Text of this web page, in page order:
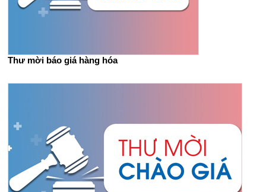
Thư mời báo giá hàng hóa